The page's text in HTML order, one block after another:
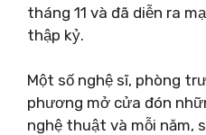
tháng 11 và đã diễn ra
thập kỷ.
Một số nghệ sĩ, phòng
phương mở cửa đón
nghệ thuật và mỗi năm,